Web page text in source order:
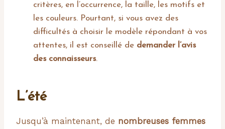
critères, en l’occurrence, la taille, les motifs et
les couleurs. Pourtant, si vous avez des
difficultés à choisir le modèle répondant à vos
attentes, il est conseillé de demander l’avis
des connaisseurs.
L’été
Jusqu’à maintenant, de nombreuses femmes